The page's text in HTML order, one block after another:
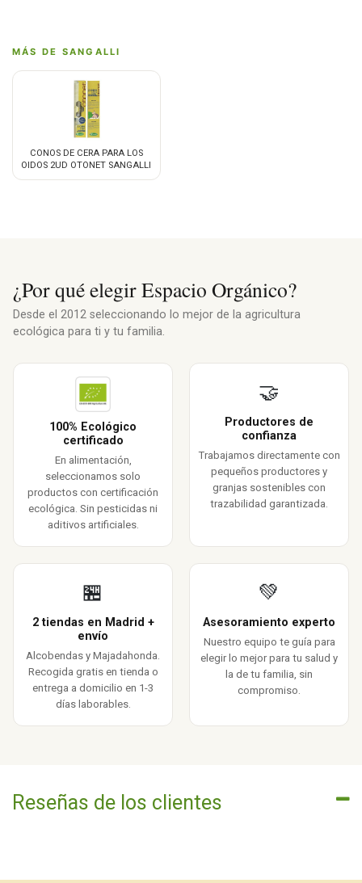
MÁS DE SANGALLI
CONOS DE CERA PARA LOS
OIDOS 2UD OTONET SANGALLI
¿Por qué elegir Espacio Orgánico?
Desde el 2012 seleccionando lo mejor de la agricultura
ecológica para ti y tu familia.
100% Ecológico
certificado
En alimentación,
seleccionamos solo
productos con certificación
ecológica. Sin pesticidas ni
aditivos artificiales.
🤝
Productores de
confianza
Trabajamos directamente con
pequeños productores y
granjas sostenibles con
trazabilidad garantizada.
🏪
2 tiendas en Madrid +
envío
Alcobendas y Majadahonda.
Recogida gratis en tienda o
entrega a domicilio en 1-3
días laborables.
💚
Asesoramiento experto
Nuestro equipo te guía para
elegir lo mejor para tu salud y
la de tu familia, sin
compromiso.
Reseñas de los clientes